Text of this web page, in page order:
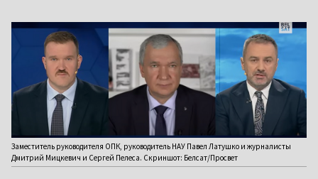
Заместитель руководителя ОПК, руководитель НАУ Павел Латушко и журналисты
Дмитрий Мицкевич и Сергей Пелеса. Скриншот: Белсат/Просвет